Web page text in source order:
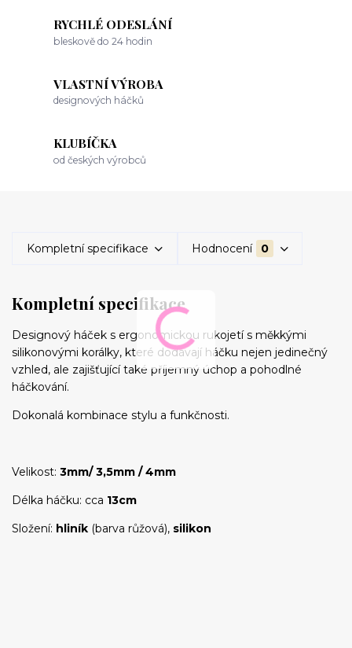
RYCHLÉ ODESLÁNÍ
bleskově do 24 hodin
VLASTNÍ VÝROBA
designových háčků
KLUBÍČKA
od českých výrobců
Kompletní specifikace Hodnocení 0
Kompletní specifikace
Designový háček s ergonomickou rukojetí s měkkými
silikonovými korálky, které dodávají háčku nejen jedinečný
vzhled, ale zajišťující také příjemný úchop a pohodlné
háčkování.
Dokonalá kombinace stylu a funkčnosti.
Velikost: 3mm/ 3,5mm / 4mm
Délka háčku: cca 13cm
Složení: hliník (barva růžová), silikon